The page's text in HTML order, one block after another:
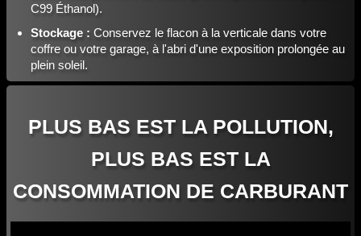
C99 Éthanol).
Stockage : Conservez le flacon à la verticale dans votre
coffre ou votre garage, à l'abri d'une exposition prolongée au
plein soleil.
PLUS BAS EST LA POLLUTION,
PLUS BAS EST LA
CONSOMMATION DE CARBURANT